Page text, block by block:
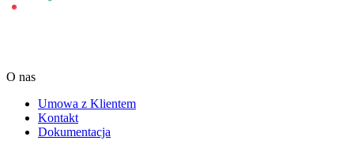
O nas
Umowa z Klientem
Kontakt
Dokumentacja